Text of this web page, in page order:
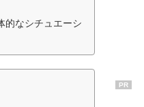
的なシチュエーシ
PR